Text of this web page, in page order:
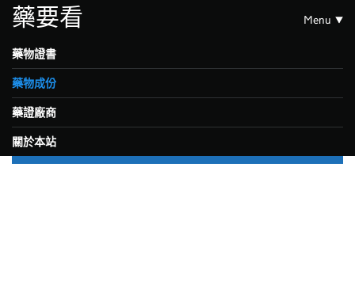
藥要看 Menu
藥物證書
藥物成份
藥證廠商
關於本站